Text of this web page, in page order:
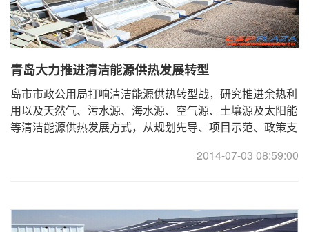
青岛大力推进清洁能源供热发展转型
岛市市政公用局打响清洁能源供热转型战，研究推进余热利
用以及天然气、污水源、海水源、空气源、土壤源及太阳能
等清洁能源供热发展方式，从规划先导、项目示范、政策支
2014-07-03 08:59:00